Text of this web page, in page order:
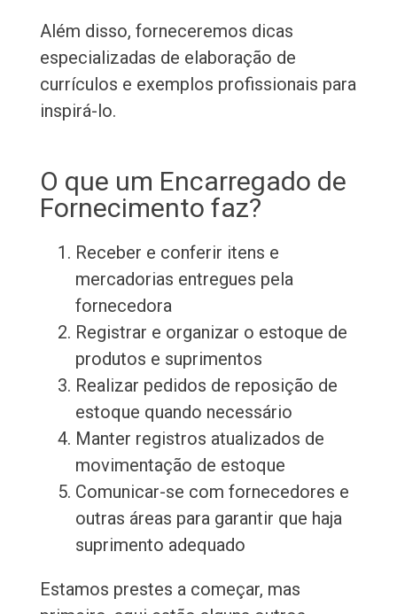
Além disso, forneceremos dicas
especializadas de elaboração de
currículos e exemplos profissionais para
inspirá-lo.
O que um Encarregado de
Fornecimento faz?
Receber e conferir itens e
mercadorias entregues pela
fornecedora
Registrar e organizar o estoque de
produtos e suprimentos
Realizar pedidos de reposição de
estoque quando necessário
Manter registros atualizados de
movimentação de estoque
Comunicar-se com fornecedores e
outras áreas para garantir que haja
suprimento adequado
Estamos prestes a começar, mas